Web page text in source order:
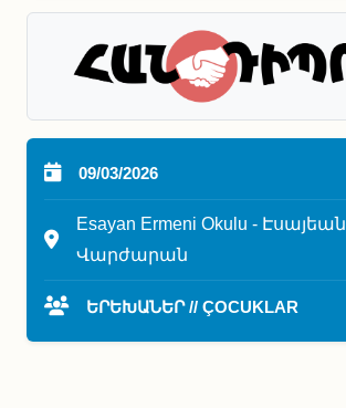
09/03/2026
Esayan Ermeni Okulu - Էսայեան
Վարժարան
ԵՐԵԽԱՆԵՐ // ÇOCUKLAR